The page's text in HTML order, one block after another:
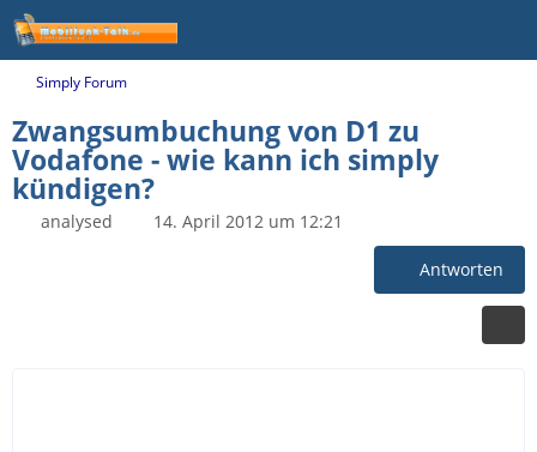
Simply Forum
Zwangsumbuchung von D1 zu
Vodafone - wie kann ich simply
kündigen?
analysed 14. April 2012 um 12:21
Antworten